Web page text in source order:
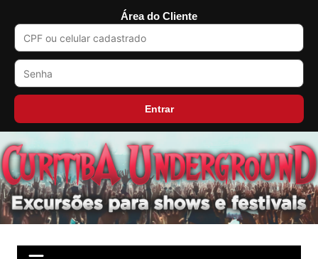
Área do Cliente
Entrar
para
o
conteúdo